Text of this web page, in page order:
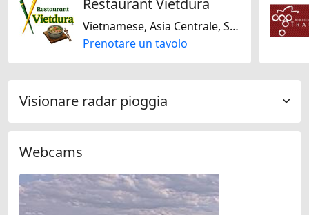
Restaurant Vietdura
Vietnamese, Asia Centrale, Senza glutine, Senza lattosio
Prenotare un tavolo
Visionare radar pioggia
Webcams